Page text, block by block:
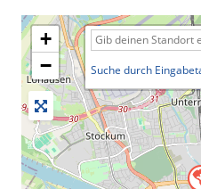
+
−
Suche durch